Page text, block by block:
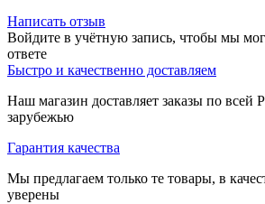
Написать отзыв
Войдите в учётную запись, чтобы мы
ответе
Быстро и качественно доставляем
Наш магазин доставляет заказы по всей
зарубежью
Гарантия качества
Мы предлагаем только те товары, в
уверены